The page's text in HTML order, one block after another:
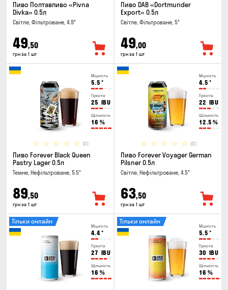
Пиво Полтавпиво «Pivna
Divka» 0.5л
Світле, Фільтроване, 4.9°
49,50
грн за 1 шт
Пиво DAB «Dortmunder
Export» 0.5л
Світле, Фільтроване, 5°
49,00
грн за 1 шт
Міцність
5.5 °
Гіркота
25 IBU
Щільність
16 %
(0)
Пиво Forever Black Queen
Pastry Lager 0.5л
Темне, Нефільтроване, 5.5°
89,50
грн за 1 шт
Міцність
4.5 °
Гіркота
22 IBU
Щільність
12.5 %
(0)
Пиво Forever Voyager German
Pilsner 0.5л
Світле, Нефільтроване, 4.5°
63,50
грн за 1 шт
Міцність
4.4°
Гіркота
27 IBU
Щільність
16 %
Тільки онлайн
Міцність
5.5 °
Гіркота
30 IBU
Щільність
16 %
Тільки онлайн